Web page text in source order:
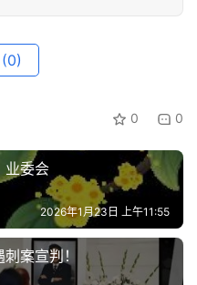
(0)
0 0
业委会
2026年1月23日 上午11:55
案宣判！